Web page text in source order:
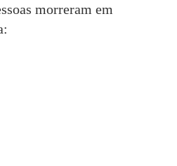
morreram em